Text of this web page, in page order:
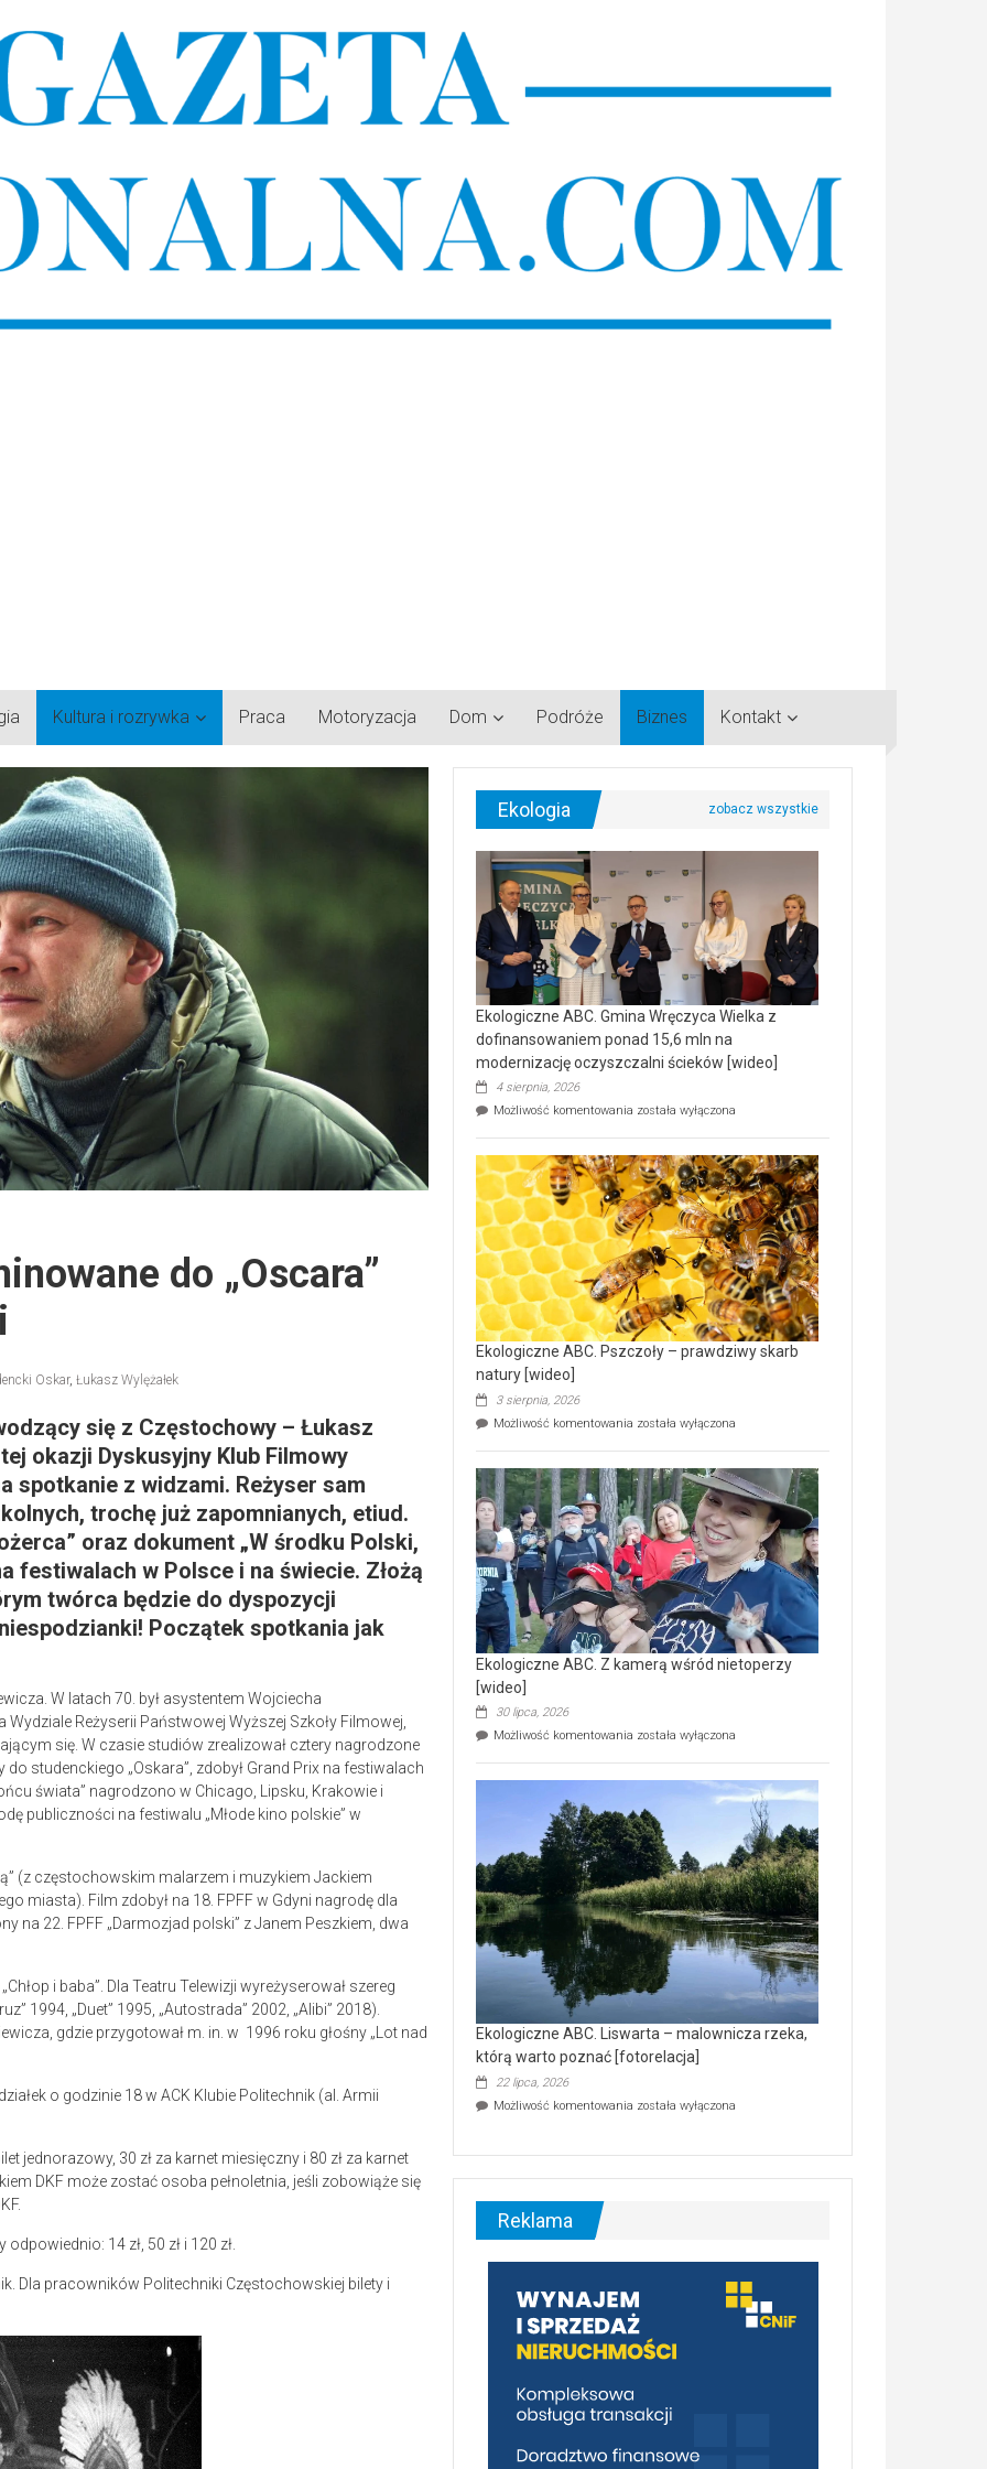
Kultura i rozrywka Praca Motoryzacja Dom Podróże Biznes Kontakt
do „Oscara”
Oskar, Łukasz Wylężałek
się z Częstochowy – Łukasz
okazji Dyskusyjny Klub Filmowy
spotkanie z widzami. Reżyser sam
trochę już zapomnianych, etiud.
oraz dokument „W środku Polski,
festiwalach w Polsce i na świecie. Złożą
twórca będzie do dyspozycji
Początek spotkania jak
W latach 70. był asystentem Wojciecha
Reżyserii Państwowej Wyższej Szkoły Filmowej,
się. W czasie studiów zrealizował cztery nagrodzone
studenckiego „Oskara”, zdobył Grand Prix na festiwalach
świata” nagrodzono w Chicago, Lipsku, Krakowie i
publiczności na festiwalu „Młode kino polskie” w
(z częstochowskim malarzem i muzykiem Jackiem
miasta). Film zdobył na 18. FPFF w Gdyni nagrodę dla
na 22. FPFF „Darmozjad polski” z Janem Peszkiem, dwa
i baba”. Dla Teatru Telewizji wyreżyserował szereg
1994, „Duet” 1995, „Autostrada” 2002, „Alibi” 2018).
gdzie przygotował m. in. w 1996 roku głośny „Lot nad
o godzinie 18 w ACK Klubie Politechnik (al. Armii
jednorazowy, 30 zł za karnet miesięczny i 80 zł za karnet
DKF może zostać osoba pełnoletnia, jeśli zobowiąże się
14 zł, 50 zł i 120 zł.
Dla pracowników Politechniki Częstochowskiej bilety i
Ekologia
Ekologiczne ABC. Gmina Wręczyca Wielka z
dofinansowaniem ponad 15,6 mln na
modernizację oczyszczalni ścieków [wideo]
4 sierpnia, 2026
Możliwość komentowania Ekologiczne
Wręczyca
Wielka
z
dofinansowaniem
ponad
15,6
mln
na
modernizację
oczyszczalni
ścieków
[wideo]
została wyłączona
Ekologiczne ABC. Pszczoły – prawdziwy skarb
natury [wideo]
3 sierpnia, 2026
Możliwość komentowania Ekologiczne
–
prawdziwy
skarb
natury
[wideo]
została wyłączona
Ekologiczne ABC. Z kamerą wśród nietoperzy
[wideo]
30 lipca, 2026
Możliwość komentowania Ekologiczne
wśród
nietoperzy
[wideo]
została wyłączona
Ekologiczne ABC. Liswarta – malownicza rzeka,
którą warto poznać [fotorelacja]
22 lipca, 2026
Możliwość komentowania Ekologiczne
–
malownicza
[fotorelacja]
została wyłączona
Reklama